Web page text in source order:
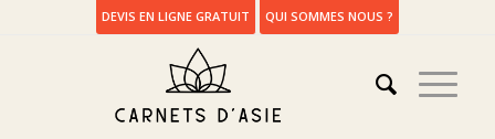
DEVIS EN LIGNE GRATUIT QUI SOMMES NOUS ?